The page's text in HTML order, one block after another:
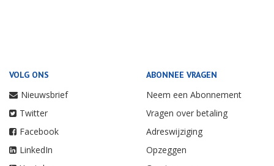
VOLG ONS
Nieuwsbrief
Twitter
Facebook
LinkedIn
ABONNEE VRAGEN
Neem een Abonnement
Vragen over betaling
Adreswijziging
Opzeggen